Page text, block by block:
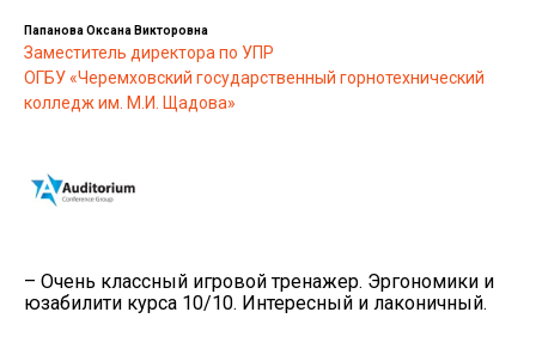
Папанова Оксана Викторовна
Заместитель директора по УПР
ОГБУ «Черемховский государственный горнотехнический
колледж им. М.И. Щадова»
– Очень классный игровой тренажер. Эргономики и
юзабилити курса 10/10. Интересный и лаконичный.